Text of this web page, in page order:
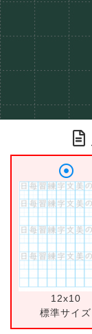
12x10
標準サイズ